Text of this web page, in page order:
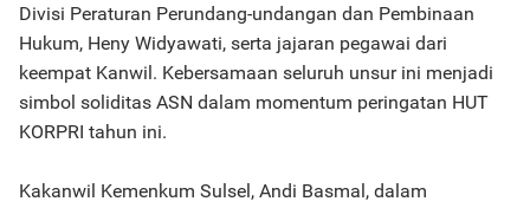
Divisi Peraturan Perundang-undangan dan Pembinaan
Hukum, Heny Widyawati, serta jajaran pegawai dari
keempat Kanwil. Kebersamaan seluruh unsur ini menjadi
simbol soliditas ASN dalam momentum peringatan HUT
KORPRI tahun ini.
Kakanwil Kemenkum Sulsel, Andi Basmal, dalam